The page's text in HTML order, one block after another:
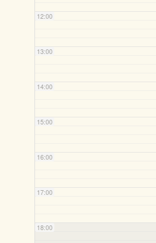
12:00
13:00
14:00
15:00
16:00
17:00
18:00